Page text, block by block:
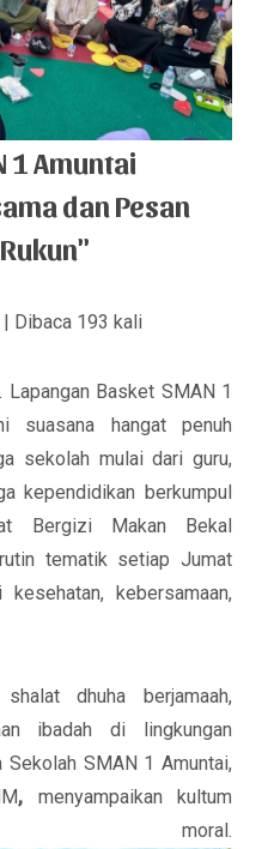
1 Amuntai
dan Pesan
Dibaca 193 kali
. Lapangan Basket SMAN 1
suasana hangat penuh
sekolah mulai dari guru,
kependidikan berkumpul
Bergizi Makan
Bekal
tematik setiap Jumat
kebersamaan,
shalat dhuha berjamaah,
ibadah di lingkungan
SMAN 1 Amuntai,
, menyampaikankultum